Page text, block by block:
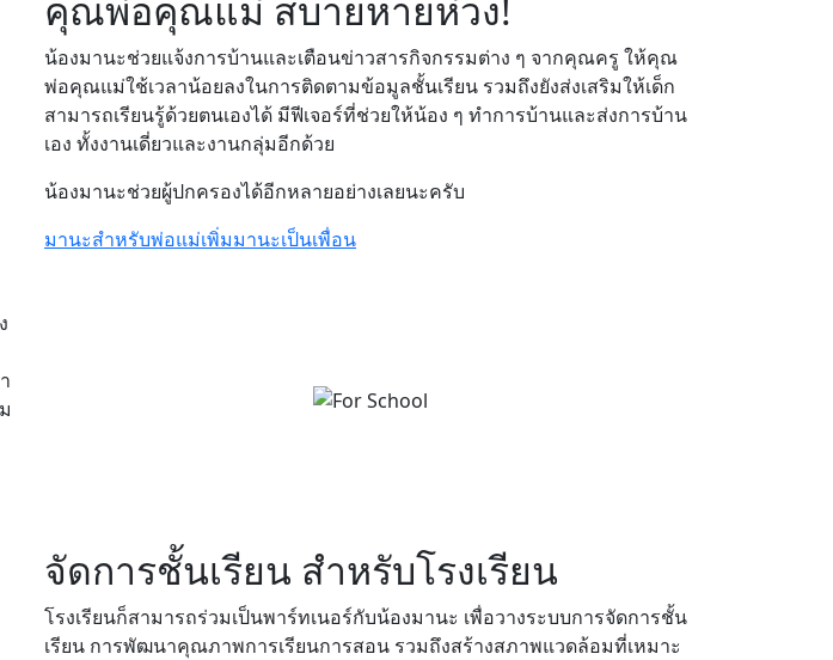
น้องมานะช่วยแจ้งการบ้านและเตือนข่าวสารกิจกรรมต่าง ๆ จากคุณครู ให้คุณ
พ่อคุณแม่ใช้เวลาน้อยลงในการติดตามข้อมูลชั้นเรียน รวมถึงยังส่งเสริมให้เด็ก
สามารถเรียนรู้ด้วยตนเองได้ มีฟีเจอร์ที่ช่วยให้น้อง ๆ ทำการบ้านและส่งการบ้าน
เอง ทั้งงานเดี่ยวและงานกลุ่มอีกด้วย
น้องมานะช่วยผู้ปกครองได้อีกหลายอย่างเลยนะครับ
มานะสำหรับพ่อแม่เพิ่มมานะเป็นเพื่อน
จัดการชั้นเรียน สำหรับโรงเรียน
โรงเรียนก็สามารถร่วมเป็นพาร์ทเนอร์กับน้องมานะ เพื่อวางระบบการจัดการชั้น
เรียน การพัฒนาคุณภาพการเรียนการสอน รวมถึงสร้างสภาพแวดล้อมที่เหมาะ